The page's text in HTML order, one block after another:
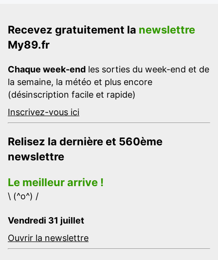
Recevez gratuitement la newslettre
My89.fr
Chaque week-end les sorties du week-end et de
la semaine, la météo et plus encore
(désinscription facile et rapide)
Inscrivez-vous ici
Relisez la dernière et 560ème
newslettre
Le meilleur arrive !
\ (^o^) /
Vendredi 31 juillet
Ouvrir la newslettre